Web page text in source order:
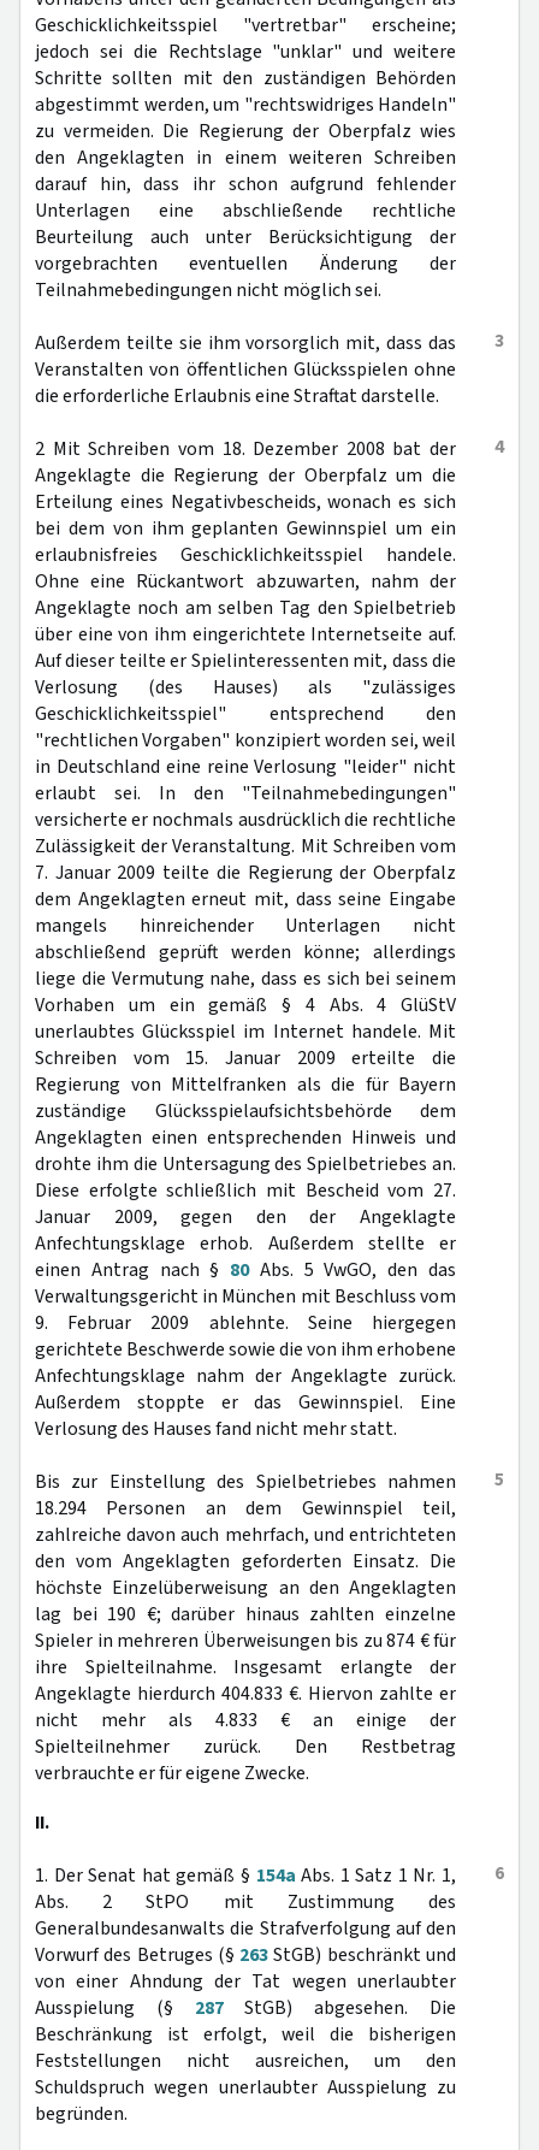
Geschicklichkeitsspiel "vertretbar" erscheine;
jedoch sei die Rechtslage "unklar" und weitere
Schritte sollten mit den zuständigen Behörden
abgestimmt werden, um "rechtswidriges Handeln"
zu vermeiden. Die Regierung der Oberpfalz wies
den Angeklagten in einem weiteren Schreiben
darauf hin, dass ihr schon aufgrund fehlender
Unterlagen eine abschließende rechtliche
Beurteilung auch unter Berücksichtigung der
vorgebrachten eventuellen Änderung der
Teilnahmebedingungen nicht möglich sei.
3
Außerdem teilte sie ihm vorsorglich mit, dass das
Veranstalten von öffentlichen Glücksspielen ohne
die erforderliche Erlaubnis eine Straftat darstelle.
4
2 Mit Schreiben vom 18. Dezember 2008 bat der
Angeklagte die Regierung der Oberpfalz um die
Erteilung eines Negativbescheids, wonach es sich
bei dem von ihm geplanten Gewinnspiel um ein
erlaubnisfreies Geschicklichkeitsspiel handele.
Ohne eine Rückantwort abzuwarten, nahm der
Angeklagte noch am selben Tag den Spielbetrieb
über eine von ihm eingerichtete Internetseite auf.
Auf dieser teilte er Spielinteressenten mit, dass die
Verlosung (des Hauses) als "zulässiges
Geschicklichkeitsspiel" entsprechend den
"rechtlichen Vorgaben" konzipiert worden sei, weil
in Deutschland eine reine Verlosung "leider" nicht
erlaubt sei. In den "Teilnahmebedingungen"
versicherte er nochmals ausdrücklich die rechtliche
Zulässigkeit der Veranstaltung. Mit Schreiben vom
7. Januar 2009 teilte die Regierung der Oberpfalz
dem Angeklagten erneut mit, dass seine Eingabe
mangels hinreichender Unterlagen nicht
abschließend geprüft werden könne; allerdings
liege die Vermutung nahe, dass es sich bei seinem
Vorhaben um ein gemäß § 4 Abs. 4 GlüStV
unerlaubtes Glücksspiel im Internet handele. Mit
Schreiben vom 15. Januar 2009 erteilte die
Regierung von Mittelfranken als die für Bayern
zuständige Glücksspielaufsichtsbehörde dem
Angeklagten einen entsprechenden Hinweis und
drohte ihm die Untersagung des Spielbetriebes an.
Diese erfolgte schließlich mit Bescheid vom 27.
Januar 2009, gegen den der Angeklagte
Anfechtungsklage erhob. Außerdem stellte er
einen Antrag nach § 80Abs. 5 VwGO, den das
Verwaltungsgericht in München mit Beschluss vom
9. Februar 2009 ablehnte. Seine hiergegen
gerichtete Beschwerde sowie die von ihm erhobene
Anfechtungsklage nahm der Angeklagte zurück.
Außerdem stoppte er das Gewinnspiel. Eine
Verlosung des Hauses fand nicht mehr statt.
5
Bis zur Einstellung des Spielbetriebes nahmen
18.294 Personen an dem Gewinnspiel teil,
zahlreiche davon auch mehrfach, und entrichteten
den vom Angeklagten geforderten Einsatz. Die
höchste Einzelüberweisung an den Angeklagten
lag bei 190 €; darüber hinaus zahlten einzelne
Spieler in mehreren Überweisungen bis zu 874 € für
ihre Spielteilnahme. Insgesamt erlangte der
Angeklagte hierdurch 404.833 €. Hiervon zahlte er
nicht mehr als 4.833 € an einige der
Spielteilnehmer zurück. Den Restbetrag
verbrauchte er für eigene Zwecke.
II.
6
1. Der Senat hat gemäß § 154a Abs. 1 Satz 1 Nr. 1,
Abs. 2 StPO mit Zustimmung des
Generalbundesanwalts die Strafverfolgung auf den
Vorwurf des Betruges (§ 263StGB) beschränkt und
von einer Ahndung der Tat wegen unerlaubter
Ausspielung (§ 287StGB) abgesehen. Die
Beschränkung ist erfolgt, weil die bisherigen
Feststellungen nicht ausreichen, um den
Schuldspruch wegen unerlaubter Ausspielung zu
begründen.